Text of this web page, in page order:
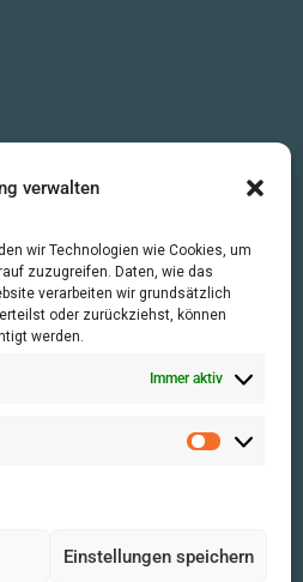
verwalten
wir Technologien wie Cookies, um
zuzugreifen. Daten, wie das
verarbeiten wir grundsätzlich
oder zurückziehst, können
werden.
Immer aktiv
Einstellungen speichern